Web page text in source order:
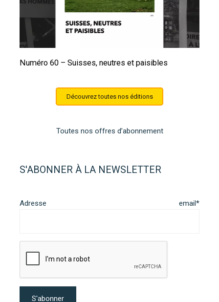
Numéro 60 – Suisses, neutres et paisibles
Découvrez toutes nos éditions
Toutes nos offres d’abonnement
S'ABONNER À LA NEWSLETTER
Adresse email*